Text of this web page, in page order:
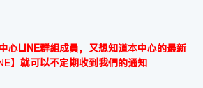
心LINE群組成員，又想知道本中心的最新
】 就可以不定期收到我們的通知